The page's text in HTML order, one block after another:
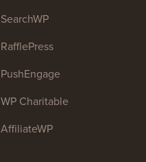
SearchWP
RafflePress
PushEngage
WP Charitable
AffiliateWP